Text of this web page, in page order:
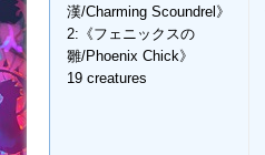
漢/Charming Scoundrel》
2:《フェニックスの
雛/Phoenix Chick》
19 creatures